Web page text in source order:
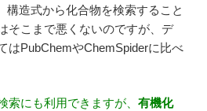
構造式から化合物を検索すること
そこまで悪くないのですが、デ
はPubChemやChemSpiderに比べ
にも利用できますが、 有機化